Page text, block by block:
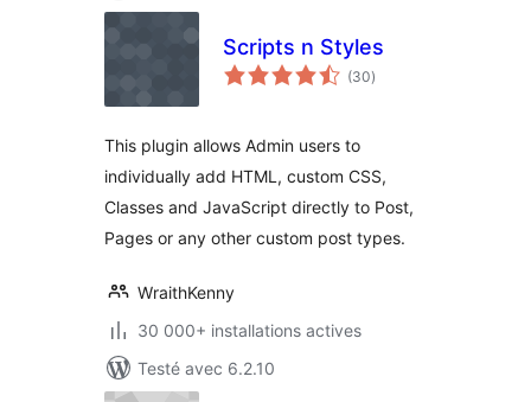
Scripts n Styles
(30notes
en
)
This plugin allows Admin users to
individually add HTML, custom CSS,
Classes and JavaScript directly to Post,
Pages or any other custom post types.
WraithKenny
30 000+ installations actives
Testé avec 6.2.10